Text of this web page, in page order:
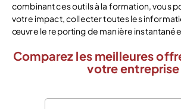
combinant ces outils à la formation, vous
votre impact, collecter toutes les
œuvre le reporting de manière
Comparez les meilleures
votre entreprise